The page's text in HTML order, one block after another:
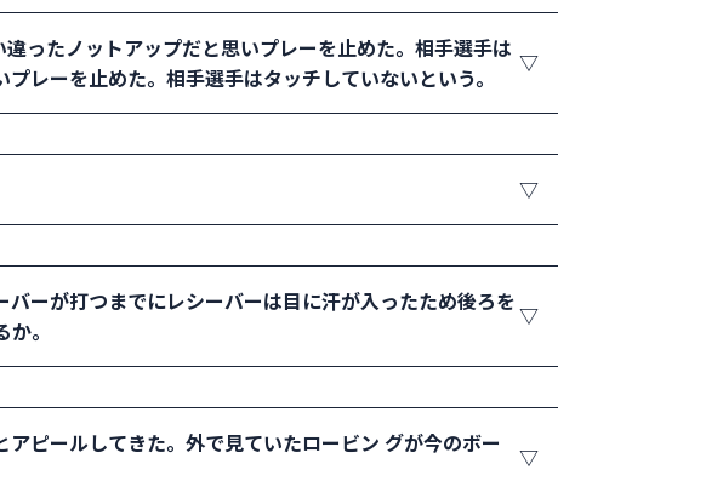
ったノットアップだと思いプレーを止めた。相手選手は
レーを止めた。相手選手はタッチしていないという。
る。「ノットアップで取れたと思ったけど・・・」と控え
もういいです！」とあきらめる選手､いろいろですが強気
％確信がある」と両者が引き下がらない場合はレットと
バイオレーションの対象となる。ただし、ボールを拾う時
ーが打つまでにレシーバーは目に汗が入ったため後ろを
。
ピールしてきた。外で見ていたロービン グが今のボー